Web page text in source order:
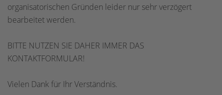
organisatorischen Gründen leider nur sehr verzögert
bearbeitet werden.
BITTE NUTZEN SIE DAHER IMMER DAS
KONTAKTFORMULAR!
Vielen Dank für Ihr Verständnis.